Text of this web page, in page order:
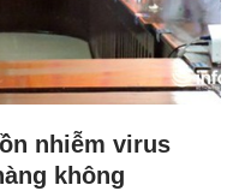
nhiễm virus
không